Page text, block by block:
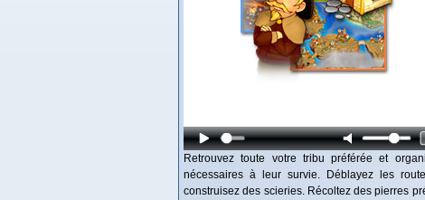
Retrouvez toute votre tribu préférée et
nécessaires à leur survie. Déblayez les
construisez des scieries. Récoltez des pierres